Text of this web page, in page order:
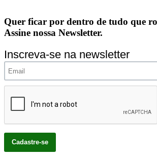
Quer ficar por dentro de tudo que
Assine nossa Newsletter.
Inscreva-se na newsletter